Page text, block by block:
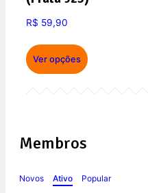
R$ 59,90
Ver opções
Membros
Novos Ativo Popular